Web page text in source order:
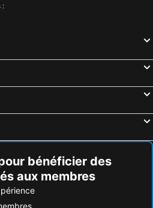
:
bénéficier des
aux membres